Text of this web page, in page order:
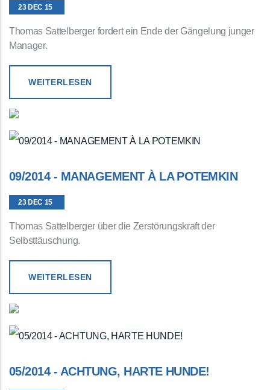
23 DEC 15
Thomas Sattelberger fordert ein Ende der Gängelung junger
Manager.
WEITERLESEN
09/2014 - MANAGEMENT À LA POTEMKIN
23 DEC 15
Thomas Sattelberger über die Zerstörungskraft der
Selbsttäuschung.
WEITERLESEN
05/2014 - ACHTUNG, HARTE HUNDE!